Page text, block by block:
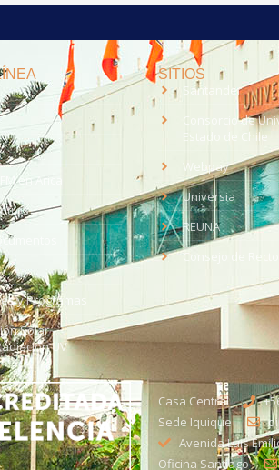
en Arica
y Programas
Solar -
UV
SITIOS
Santander
Consorcio de
Estado de Chile
Webpay
Universia
REUNA
Casa Central
Sede Iquique
Avenida Luis
Oficina Santiago